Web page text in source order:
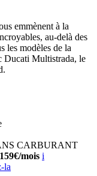
emmènent à la
au-delà des
les modèles de la
Ducati Multistrada, le
CARBURANT
mois i
la